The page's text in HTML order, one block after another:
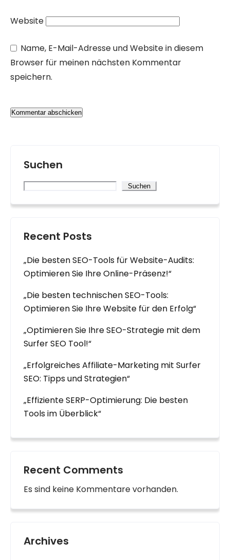
Website
Name, E-Mail-Adresse und Website in diesem
Browser für meinen nächsten Kommentar
speichern.
Suchen
Suchen
Recent Posts
„Die besten SEO-Tools für Website-Audits:
Optimieren Sie Ihre Online-Präsenz!“
„Die besten technischen SEO-Tools:
Optimieren Sie Ihre Website für den Erfolg“
„Optimieren Sie Ihre SEO-Strategie mit dem
Surfer SEO Tool!“
„Erfolgreiches Affiliate-Marketing mit Surfer
SEO: Tipps und Strategien“
„Effiziente SERP-Optimierung: Die besten
Tools im Überblick“
Recent Comments
Es sind keine Kommentare vorhanden.
Archives